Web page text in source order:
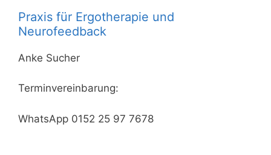
Praxis für Ergotherapie und
Neurofeedback
Anke Sucher
Terminvereinbarung:
WhatsApp 0152 25 97 7678